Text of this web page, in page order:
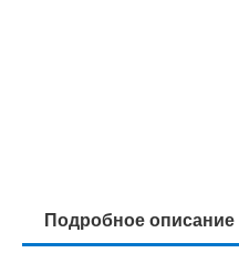
Подробное описание